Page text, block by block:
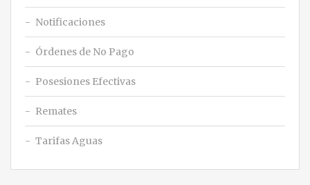
Notificaciones
Órdenes de No Pago
Posesiones Efectivas
Remates
Tarifas Aguas